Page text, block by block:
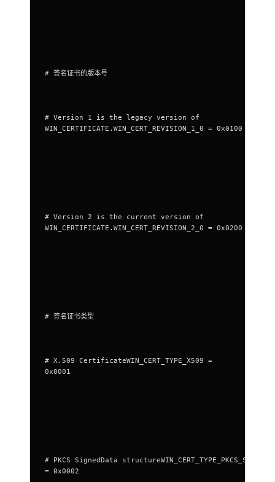
# 签名证书的版本号
# Version 1 is the legacy version of
WIN_CERTIFICATE.WIN_CERT_REVISION_1_0 = 0x0100
# Version 2 is the current version of
WIN_CERTIFICATE.WIN_CERT_REVISION_2_0 = 0x0200
# 签名证书类型
# X.509 CertificateWIN_CERT_TYPE_X509 =
0x0001
# PKCS SignedData
= 0x0002